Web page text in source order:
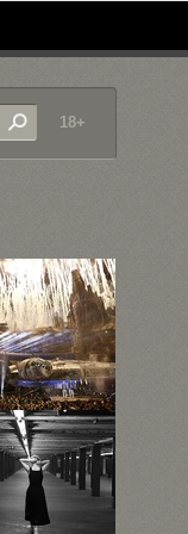
18+
21
фотография
с
посвящения
нового ...